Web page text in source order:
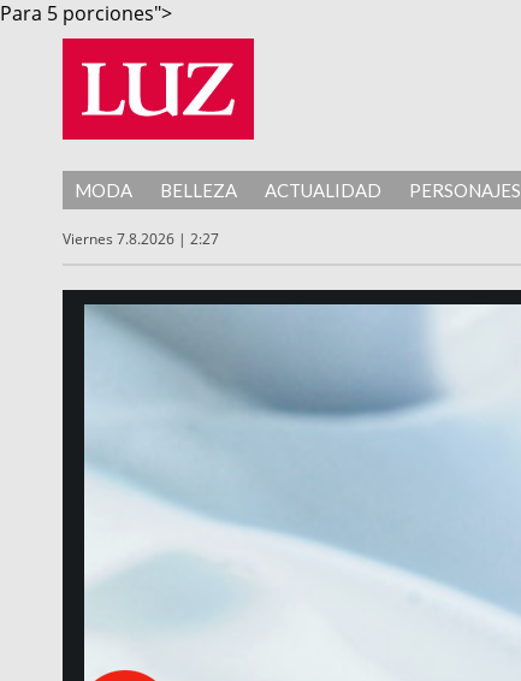
Para 5 porciones">
MODA BELLEZA ACTUALIDAD PERSONAJES
Viernes 7.8.2026 | 2:27